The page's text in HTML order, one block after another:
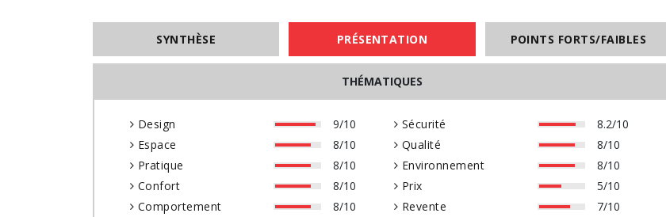
SYNTHÈSE PRÉSENTATION POINTS FORTS/FAIBLES
THÉMATIQUES
Design
9/10
Espace
8/10
Pratique
8/10
Confort
8/10
Comportement
8/10
Sécurité
8.2/10
Qualité
8/10
Environnement
8/10
Prix
5/10
Revente
7/10